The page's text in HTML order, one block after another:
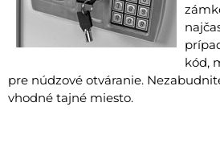
kód,
pre núdzové otváranie.
vhodné tajné miesto.